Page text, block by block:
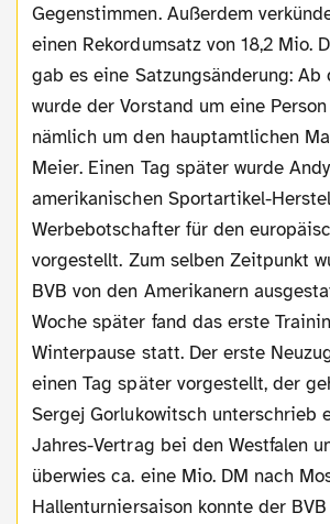
Gegenstimmen. Außerdem
einen Rekordumsatz von 18,2 Mio.
gab es eine Satzungsänderung: Ab
wurde der Vorstand um eine
nämlich um den hauptamtlichen
Meier. Einen Tag später wurde
amerikanischen Sportartikel-
Werbebotschafter für den
vorgestellt. Zum selben Zeitpunkt
BVB von den Amerikanern
Woche später fand das erste
Winterpause statt. Der erste
einen Tag später vorgestellt, der
Sergej Gorlukowitsch unterschrieb
Jahres-Vertrag bei den Westfalen
überwies ca. eine Mio. DM nach
Hallenturniersaison konnte der